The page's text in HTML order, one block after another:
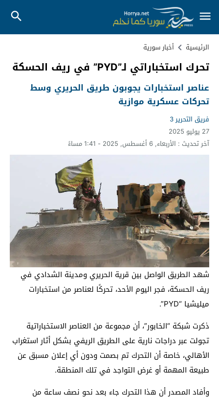
الرئيسية أخبار سورية
تحرك استخباراتي لـ”PYD” في ريف الحسكة
عناصر استخبارات يجوبون طريق الحريري وسط
تحركات عسكرية موازية
فريق التحرير 3
27 يوليو 2025
آخر تحديث : الأربعاء, 6 أغسطس, 2025 - 1:41 مساءً
شهد الطريق الواصل بين قرية الحريري ومدينة الشدادي في
ريف الحسكة، فجر اليوم الأحد، تحركًا لعناصر من استخبارات
ميليشيا “PYD”.
ذكرت شبكة “الخابور”، أن مجموعة من العناصر الاستخباراتية
تجولت عبر دراجات نارية على الطريق الريفي بشكل أثار استغراب
الأهالي، خاصة أن التحرك تم بصمت ودون أي إعلان مسبق عن
طبيعة المهمة أو غرض التواجد في تلك المنطقة.
وأفاد المصدر أن هذا التحرك جاء بعد نحو نصف ساعة من